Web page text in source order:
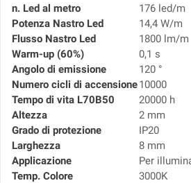
n. Led al metro
176 led/m
Potenza Nastro Led
14,4 W/m
Flusso Nastro Led
1800 lm/m
Warm-up (60%)
0,1 s
Angolo di emissione
120 °
Numero cicli di accensione10000
Tempo di vita L70B50
20000 h
Altezza
2 mm
Grado di protezione
IP20
Larghezza
8 mm
Applicazione
Per
Temp. Colore
3000K